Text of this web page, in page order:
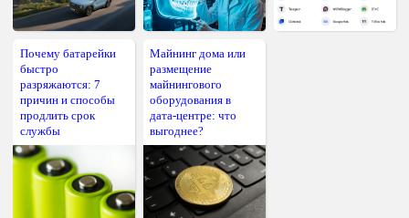
Почему батарейки
быстро
разряжаются: 7
причин и способы
продлить срок
службы
Майнинг дома или
размещение
майнингового
оборудования в
дата-центре: что
выгоднее?